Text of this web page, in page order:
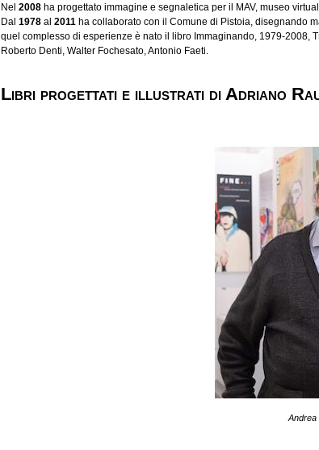
Nel 2008 ha progettato immagine e segnaletica per il MAV, museo
Dal 1978 al 2011 ha collaborato con il Comune di Pistoia, disegnando
quel complesso di esperienze è nato il libro Immaginando, 1979-2008,
Roberto Denti, Walter Fochesato, Antonio Faeti.
Libri progettati e illustrati di Adriano